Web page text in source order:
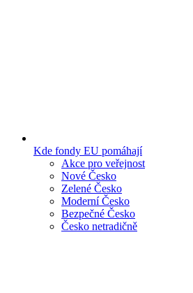
Kde fondy EU pomáhají
Akce pro veřejnost
Nové Česko
Zelené Česko
Moderní Česko
Bezpečné Česko
Česko netradičně